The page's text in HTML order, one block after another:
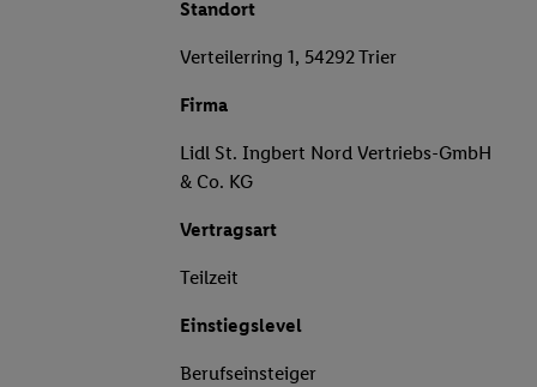
Standort
Verteilerring 1, 54292 Trier
Firma
Lidl St. Ingbert Nord Vertriebs-GmbH
& Co. KG
Vertragsart
Teilzeit
Einstiegslevel
Berufseinsteiger